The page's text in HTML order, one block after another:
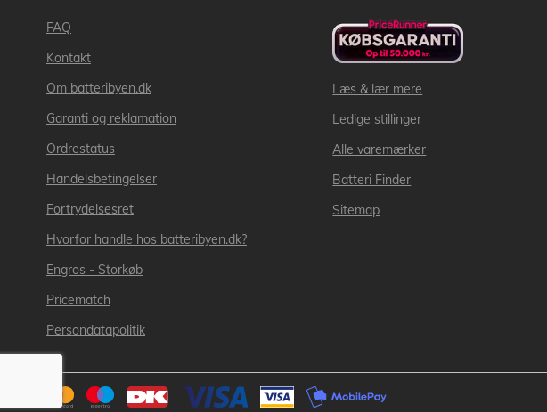
FAQ
Kontakt
Om batteribyen.dk
Garanti og reklamation
Ordrestatus
Handelsbetingelser
Fortrydelsesret
Hvorfor handle hos batteribyen.dk?
Engros - Storkøb
Pricematch
Persondatapolitik
Læs & lær mere
Ledige stillinger
Alle varemærker
Batteri Finder
Sitemap